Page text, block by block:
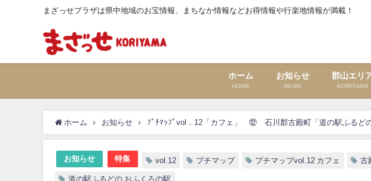
まざっせプラザは県中地域のお宝情報、まちなか情報などお得情報や行楽地情報が満載！
ホーム
HOME
お知らせ
NEWS
郡山エリ
KORIYAMA
ホーム お知らせ ﾌﾟﾁﾏｯﾌﾟvol．12「カフェ」 ⑫ 石川郡古殿町「道の駅ふるどの
お知らせ 特集 vol.12 プチマップ プチマップvol.12 カフェ 古
道の駅ふるどの おふくろの駅